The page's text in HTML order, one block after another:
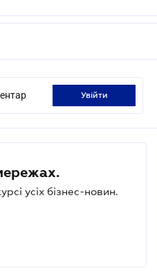
увійти
усіх бізнес-новин.